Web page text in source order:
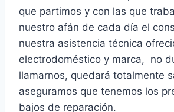
que partimos y con las que
nuestro afán de cada día el
nuestra asistencia técnica
electrodoméstico y marca, no
llamarnos, quedará totalmente
aseguramos que tenemos los
bajos de reparación.